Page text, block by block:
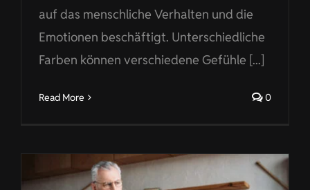
auf das menschliche Verhalten und die
Emotionen beschäftigt. Unterschiedliche
Farben können verschiedene Gefühle [...]
Read More 0